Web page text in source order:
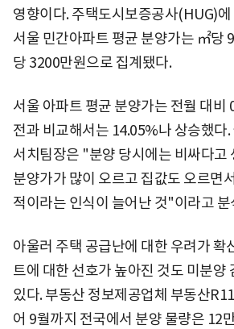
영향이다. 주택도시보증공사(HUG)
서울 민간아파트 평균 분양가는 ㎡당
당 3200만원으로 집계됐다.
서울 아파트 평균 분양가는 전월 대비
전과 비교해서는 14.05%나 상승했다.
서치팀장은 "분양 당시에는 비싸다고
분양가가 많이 오르고 집값도 오르면
적이라는 인식이 늘어난 것"이라고 분
아울러 주택 공급난에 대한 우려가 확
트에 대한 선호가 높아진 것도 미분양
있다. 부동산 정보제공업체 부동산
어 9월까지 전국에서 분양 물량은 12